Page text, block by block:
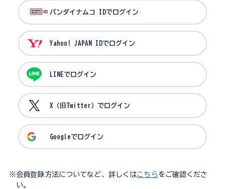
バンダイナムコ IDでログイン
Yahoo! JAPAN IDでログイン
LINEでログイン
X（旧Twitter）でログイン
Googleでログイン
※会員登録方法についてなど、詳しくはこちら をご確認くださ
い。